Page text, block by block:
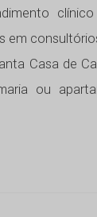
em
Casa de
ou